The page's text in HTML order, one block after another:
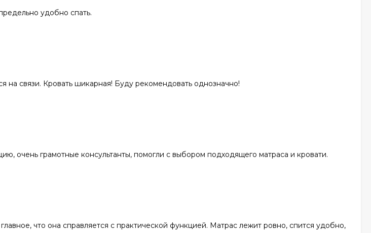
удобно спать.
на связи. Кровать шикарная! Буду рекомендовать однозначно!
очень грамотные консультанты, помогли с выбором подходящего матраса и кровати.
что она справляется с практической функцией. Матрас лежит ровно, спится удобно,